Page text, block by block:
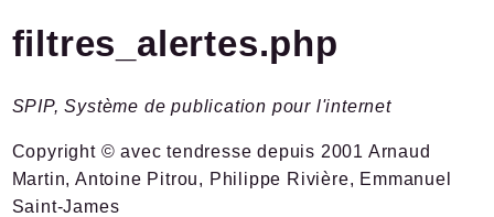
Version5.0.0-beta(88609d7)
Documentation
Forge
Développement
filtres_alertes.php
SPIP, Système de publication pour l'internet
Copyright © avec tendresse depuis 2001 Arnaud
Martin, Antoine Pitrou, Philippe Rivière, Emmanuel
Saint-James